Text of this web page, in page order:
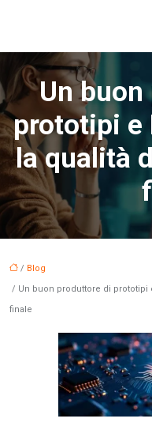
Un
prototipi e
la qualità
/ Blog
/ Un buon produttore di prototipi
finale